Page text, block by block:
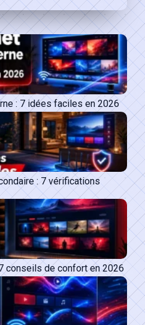
: 7 idées faciles en 2026
: 7 vérifications
conseils de confort en 2026